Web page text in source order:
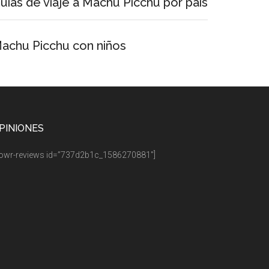
Picchu con niños
reviews id=”737d2b1c_1586270881″]